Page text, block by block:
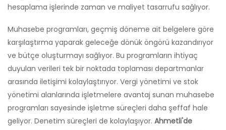
hesaplama işlerinde zaman ve maliyet tasarrufu sağlıyor.
Muhasebe programları, geçmiş döneme ait belgelere göre
karşılaştırma yaparak geleceğe dönük öngörü kazandırıyor
ve bütçe oluşturmayı sağlıyor. Bu programların ihtiyaç
duyulan verileri tek bir noktada toplaması departmanlar
arasında iletişimi kolaylaştırıyor. Vergi yönetimi ve stok
yönetimi alanlarında işletmelere avantaj sunan muhasebe
programları sayesinde işletme süreçleri daha şeffaf hale
geliyor. Denetim süreçleri de kolaylaşıyor. Ahmetli'de